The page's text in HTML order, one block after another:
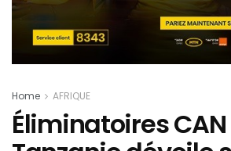
Home AFRIQUE
Éliminatoires CAN